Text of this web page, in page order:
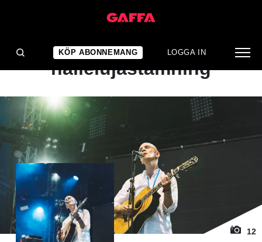
KÖP ABONNEMANG LOGGA IN
ALBUMRECENSION
Trivselfaktor snarare än
hallelujastämning
12